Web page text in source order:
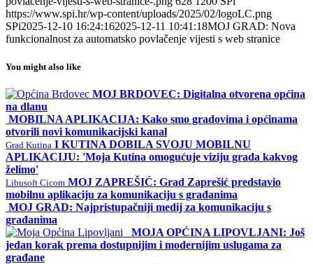
https://www.spi.hr/wp-content/uploads/2025/02/logoLC.png
SPi2025-12-10 16:24:162025-12-11 10:41:18MOJ GRAD: Nova
funkcionalnost za automatsko povlačenje vijesti s web stranice
You might also like
MOJ BRDOVEC: Digitalna otvorena općina
na dlanu
MOBILNA APLIKACIJA: Kako smo gradovima i općinama
otvorili novi komunikacijski kanal
Grad Kutina I KUTINA DOBILA SVOJU MOBILNU
APLIKACIJU: 'Moja Kutina omogućuje viziju grada kakvog
želimo'
Libusoft Cicom MOJ ZAPREŠIĆ: Grad Zaprešić predstavio
mobilnu aplikaciju za komunikaciju s građanima
MOJ GRAD: Najpristupačniji medij za komunikaciju s
građanima
MOJA OPĆINA LIPOVLJANI: Još
jedan korak prema dostupnijim i modernijim uslugama za
građane